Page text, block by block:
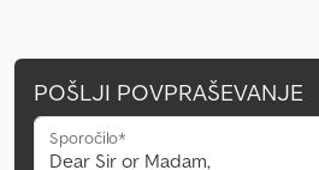
POŠLJI POVPRAŠEVANJE
Sporočilo*